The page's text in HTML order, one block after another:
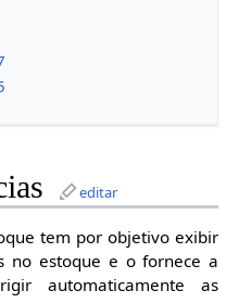
editar
tem por objetivo exibir
no estoque e o fornece a
automaticamente as